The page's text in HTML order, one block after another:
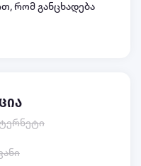
რომ განცხადება